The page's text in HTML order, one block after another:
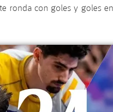
ronda con goles y goles